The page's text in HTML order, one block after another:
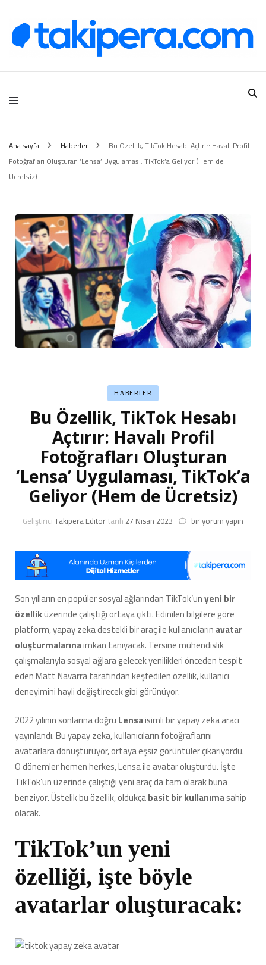
Takipera Dijital Hizmetler
Ana sayfa Haberler
Bu Özellik, TikTok Hesabı Açtırır: Havalı Profil
Fotoğrafları Oluşturan ‘Lensa’ Uygulaması, TikTok’a Geliyor (Hem de
Ücretsiz)
HABERLER
Bu Özellik, TikTok Hesabı
Açtırır: Havalı Profil
Fotoğrafları Oluşturan
‘Lensa’ Uygulaması, TikTok’a
Geliyor (Hem de Ücretsiz)
GeliştiriciTakipera Editortarih 27 Nisan 2023 Bu
Hesabı
Açtırır:
Havalı
Profil
Fotoğrafları
Oluşturan
‘Lensa’
Uygulaması,
TikTok’a
Geliyor
(Hem
bir yorum yapın
Son yılların en popüler sosyal ağlarından TikTok’unyeni bir
özelliküzerinde çalıştığı ortaya çıktı. Edinilen bilgilere göre
platform, yapay zeka destekli bir araç ile kullanıcılarınavatar
oluşturmalarınaimkan tanıyacak. Tersine mühendislik
çalışmalarıyla sosyal ağlara gelecek yenilikleri önceden tespit
eden Matt Navarra tarafından keşfedilen özellik, kullanıcı
deneyimini hayli değiştirecek gibi görünüyor.
2022 yılının sonlarına doğruLensaisimli bir yapay zeka aracı
yayınlandı. Bu yapay zeka, kullanıcıların fotoğraflarını
avatarlara dönüştürüyor, ortaya eşsiz görüntüler çıkarıyordu.
O dönemler hemen herkes, Lensa ile avatar oluşturdu. İşte
TikTok’un üzerinde çalıştığı yeni araç da tam olarak buna
benziyor. Üstelik bu özellik, oldukçabasit bir kullanımasahip
olacak.
TikTok’un yeni
özelliği, işte böyle
avatarlar oluşturacak: